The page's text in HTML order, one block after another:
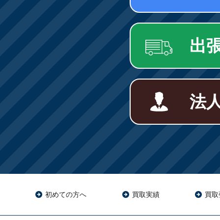
出
法
初めての方へ 買取実績 買